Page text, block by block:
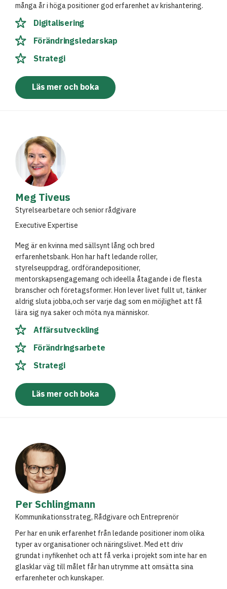
många år i höga positioner god erfarenhet av krishantering.
Digitalisering
Förändringsledarskap
Strategi
Läs mer och boka
Meg Tiveus
Styrelsearbetare och senior rådgivare
Executive Expertise
Meg är en kvinna med sällsynt lång och bred
erfarenhetsbank. Hon har haft ledande roller,
styrelseuppdrag, ordförandepositioner,
mentorskapsengagemang och ideella åtagande i de flesta
branscher och företagsformer. Hon lever livet fullt ut, tänker
aldrig sluta jobba,och ser varje dag som en möjlighet att få
lära sig nya saker och möta nya människor.
Affärsutveckling
Förändringsarbete
Strategi
Läs mer och boka
Per Schlingmann
Kommunikationsstrateg, Rådgivare och Entreprenör
Per har en unik erfarenhet från ledande positioner inom olika
typer av organisationer och näringslivet. Med ett driv
grundat i nyfikenhet och att få verka i projekt som inte har en
glasklar väg till målet får han utrymme att omsätta sina
erfarenheter och kunskaper.